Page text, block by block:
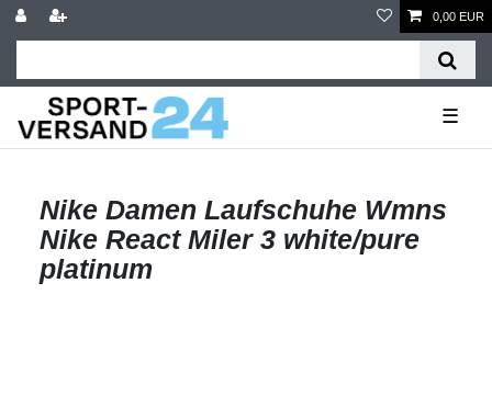
0,00 EUR
☰
Nike Damen Laufschuhe Wmns
Nike React Miler 3 white/pure
platinum